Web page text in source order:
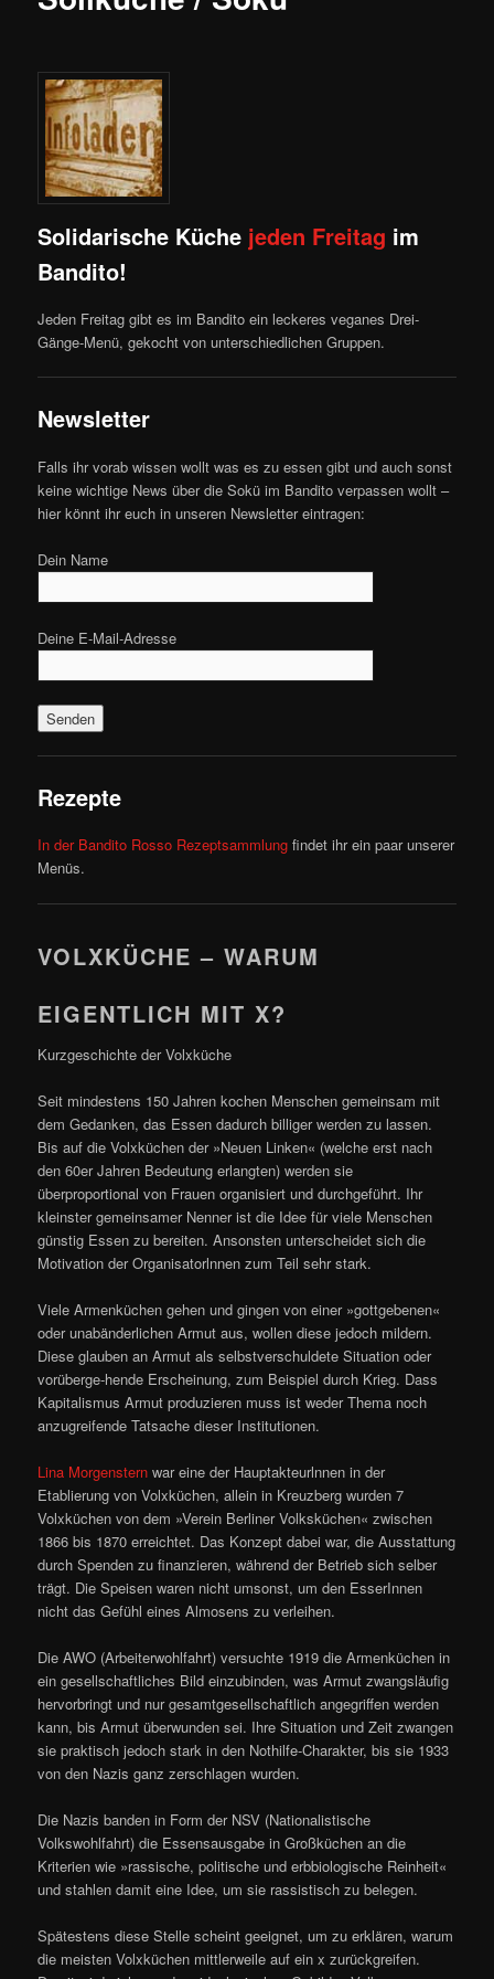
Solidarische Küche jeden Freitag im
Bandito!
Jeden Freitag gibt es im Bandito ein leckeres veganes Drei-
Gänge-Menü, gekocht von unterschiedlichen Gruppen.
Newsletter
Falls ihr vorab wissen wollt was es zu essen gibt und auch sonst
keine wichtige News über die Sokü im Bandito verpassen wollt –
hier könnt ihr euch in unseren Newsletter eintragen:
Dein Name
Deine E-Mail-Adresse
Rezepte
In der Bandito Rosso Rezeptsammlung findet ihr ein paar unserer
Menüs.
VOLXKÜCHE – WARUM
EIGENTLICH MIT X?
Kurzgeschichte der Volxküche
Seit mindestens 150 Jahren kochen Menschen gemeinsam mit
dem Gedanken, das Essen dadurch billiger werden zu lassen.
Bis auf die Volxküchen der »Neuen Linken« (welche erst nach
den 60er Jahren Bedeutung erlangten) werden sie
überproportional von Frauen organisiert und durchgeführt. Ihr
kleinster gemeinsamer Nenner ist die Idee für viele Menschen
günstig Essen zu bereiten. Ansonsten unterscheidet sich die
Motivation der Organisatorlnnen zum Teil sehr stark.
Viele Armenküchen gehen und gingen von einer »gottgebenen«
oder unabänderlichen Armut aus, wollen diese jedoch mildern.
Diese glauben an Armut als selbstverschuldete Situation oder
vorüberge-hende Erscheinung, zum Beispiel durch Krieg. Dass
Kapitalismus Armut produzieren muss ist weder Thema noch
anzugreifende Tatsache dieser Institutionen.
Lina Morgenstern war eine der Hauptakteurlnnen in der
Etablierung von Volxküchen, allein in Kreuzberg wurden 7
Volxküchen von dem »Verein Berliner Volksküchen« zwischen
1866 bis 1870 erreichtet. Das Konzept dabei war, die Ausstattung
durch Spenden zu finanzieren, während der Betrieb sich selber
trägt. Die Speisen waren nicht umsonst, um den EsserInnen
nicht das Gefühl eines Almosens zu verleihen.
Die AWO (Arbeiterwohlfahrt) versuchte 1919 die Armenküchen in
ein gesellschaftliches Bild einzubinden, was Armut zwangsläufig
hervorbringt und nur gesamtgesellschaftlich angegriffen werden
kann, bis Armut überwunden sei. Ihre Situation und Zeit zwangen
sie praktisch jedoch stark in den Nothilfe-Charakter, bis sie 1933
von den Nazis ganz zerschlagen wurden.
Die Nazis banden in Form der NSV (Nationalistische
Volkswohlfahrt) die Essensausgabe in Großküchen an die
Kriterien wie »rassische, politische und erbbiologische Reinheit«
und stahlen damit eine Idee, um sie rassistisch zu belegen.
Spätestens diese Stelle scheint geeignet, um zu erklären, warum
die meisten Volxküchen mittlerweile auf ein x zurückgreifen.